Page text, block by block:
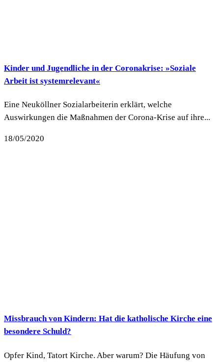
Kinder und Jugendliche in der Coronakrise: »Soziale
Arbeit ist systemrelevant«
Eine Neuköllner Sozialarbeiterin erklärt, welche
Auswirkungen die Maßnahmen der Corona-Krise auf ihre...
18/05/2020
Missbrauch von Kindern: Hat die katholische Kirche eine
besondere Schuld?
Opfer Kind, Tatort Kirche. Aber warum? Die Häufung von